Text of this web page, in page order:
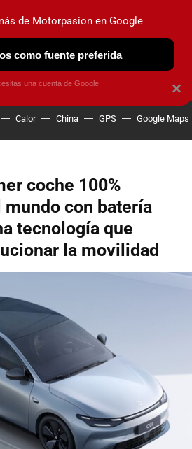
OBSERVATORIO
Calor China GPS Google Maps
coche 100%
con batería
tecnología que
la movilidad
×
de Motorpasion en Google
como fuente preferida
una cuenta de Google